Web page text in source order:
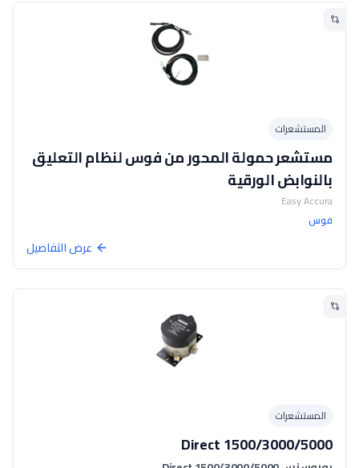
المستشعرات
مستشعر حمولة المحور من فوس لنظام التعليق
بالنوابض الورقية
Easy Accura
فوس
عرض التفاصيل
المستشعرات
Direct 1500/3000/5000